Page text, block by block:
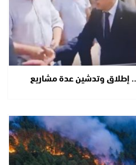
إطلاق وتدشين عدة مشاريع